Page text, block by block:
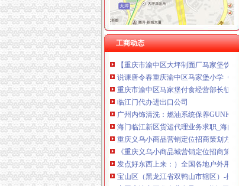
工商动态
【重庆市—渝中区】马家堡发廊偶遇品
【招商银行渝中区马家堡自助银行】
说课唐令春重庆渝中区马家堡小学《可
重庆市渝中区马家堡小学评论怎么样-我
【重庆市渝中区大坪制面厂马家堡饮食
说课唐令春重庆渝中区马家堡小学
重庆市渝中区马家堡付食经营部长征付
临江门代办进出口公司
广州内饰清洗：燃油系统保养
海门临江新区货运代理业务求职_海门
重庆义乌小商品营销定位招商策划方案
《重庆义乌小商品城营销定位招商策划
发点好东西上来：）全国各地户外用
宝山区（黑龙江省双鸭山市辖区）-搜百
中国房地产开发企业名录—6-敖汉开发